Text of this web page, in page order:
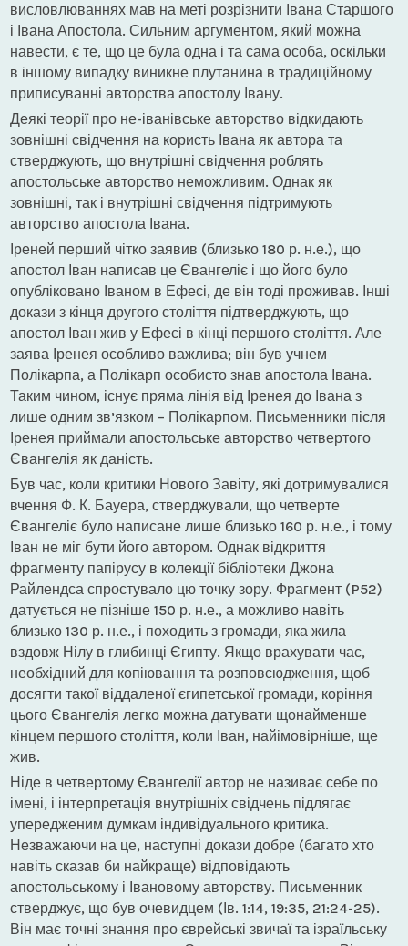
висловлюваннях мав на меті розрізнити Івана Старшого
і Івана Апостола. Сильним аргументом, який можна
навести, є те, що це була одна і та сама особа, оскільки
в іншому випадку виникне плутанина в традиційному
приписуванні авторства апостолу Івану.
Деякі теорії про не-іванівське авторство відкидають
зовнішні свідчення на користь Івана як автора та
стверджують, що внутрішні свідчення роблять
апостольське авторство неможливим. Однак як
зовнішні, так і внутрішні свідчення підтримують
авторство апостола Івана.
Іреней перший чітко заявив (близько 180 р. н.е.), що
апостол Іван написав це Євангеліє і що його було
опубліковано Іваном в Ефесі, де він тоді проживав. Інші
докази з кінця другого століття підтверджують, що
апостол Іван жив у Ефесі в кінці першого століття. Але
заява Іренея особливо важлива; він був учнем
Полікарпа, а Полікарп особисто знав апостола Івана.
Таким чином, існує пряма лінія від Іренея до Івана з
лише одним зв’язком – Полікарпом. Письменники після
Іренея приймали апостольське авторство четвертого
Євангелія як даність.
Був час, коли критики Нового Завіту, які дотримувалися
вчення Ф. К. Бауера, стверджували, що четверте
Євангеліє було написане лише близько 160 р. н.е., і тому
Іван не міг бути його автором. Однак відкриття
фрагменту папірусу в колекції бібліотеки Джона
Райлендса спростувало цю точку зору. Фрагмент (P52)
датується не пізніше 150 р. н.е., а можливо навіть
близько 130 р. н.е., і походить з громади, яка жила
вздовж Нілу в глибинці Єгипту. Якщо врахувати час,
необхідний для копіювання та розповсюдження, щоб
досягти такої віддаленої єгипетської громади, коріння
цього Євангелія легко можна датувати щонайменше
кінцем першого століття, коли Іван, найімовірніше, ще
жив.
Ніде в четвертому Євангелії автор не називає себе по
імені, і інтерпретація внутрішніх свідчень підлягає
упередженим думкам індивідуального критика.
Незважаючи на це, наступні докази добре (багато хто
навіть сказав би найкраще) відповідають
апостольському і Івановому авторству. Письменник
стверджує, що був очевидцем (Ів. 1:14, 19:35, 21:24-25).
Він має точні знання про єврейські звичаї та ізраїльську